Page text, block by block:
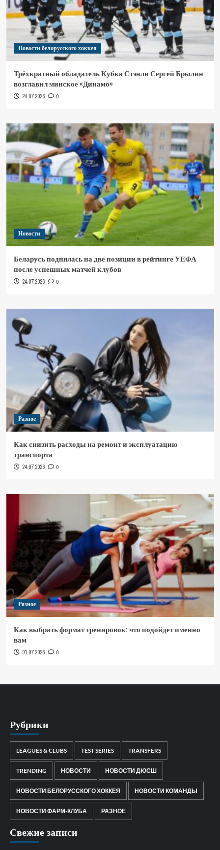
Новости белорусского хоккея
Трёхкратный обладатель Кубка Стэнли Сергей Брылин
возглавил минское «Динамо»
24.07.2026 0
Новости
Беларусь поднялась на две позиции в рейтинге УЕФА
после успешных матчей клубов
24.07.2026 0
Разное
Как снизить расходы на ремонт и эксплуатацию
транспорта
24.07.2026 0
Разное
Как выбрать формат тренировок: что подойдет именно
вам
01.07.2026 0
Рубрики
LEAGUES & CLUBS TEST SERIES TRANSFERS
TRENDING НОВОСТИ НОВОСТИ ДЮСШ
НОВОСТИ БЕЛОРУССКОГО ХОККЕЯ НОВОСТИ КОМАНДЫ
НОВОСТИ ФАРМ-КЛУБА РАЗНОЕ
Свежие записи